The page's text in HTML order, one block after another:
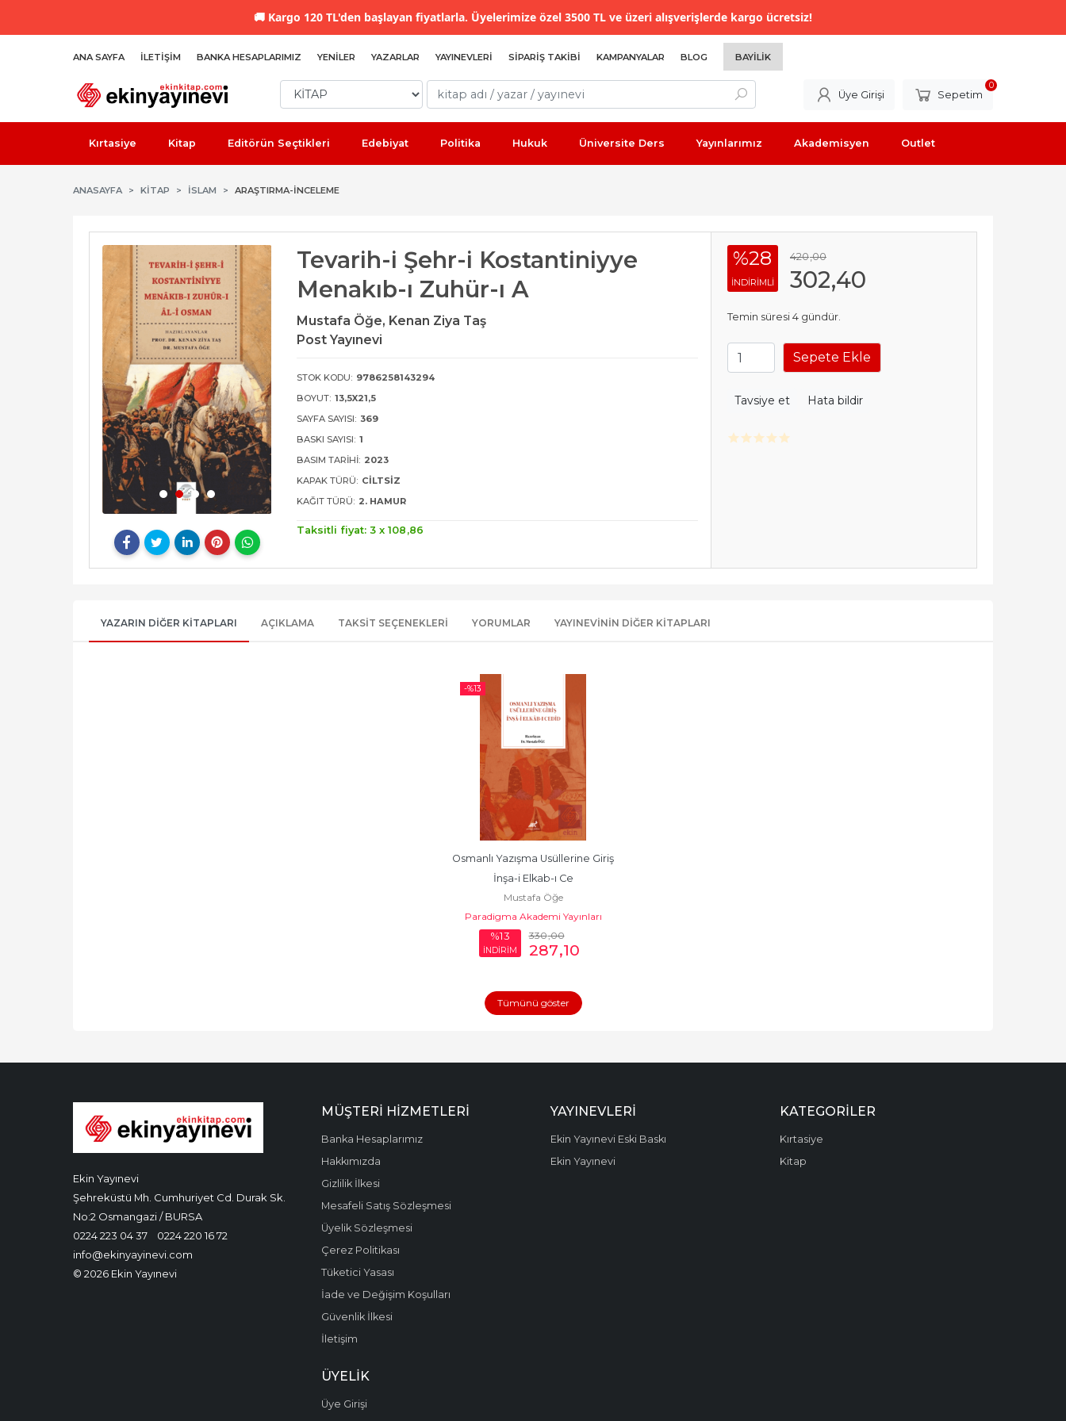
🚚 Kargo 120 TL'den başlayan fiyatlarla. Üyelerimize özel 3500 TL ve üzeri alışverişlerde kargo ücretsiz!
ANA SAYFA İLETIŞIM BANKA HESAPLARIMIZ YENILER YAZARLAR YAYINEVLERI SIPARIŞ TAKIBI KAMPANYALAR BLOG BAYILIK
Üye Girişi Sepetim
0
Kırtasiye Kitap Editörün Seçtikleri Edebiyat Politika Hukuk Üniversite Ders Yayınlarımız Akademisyen Outlet
ANASAYFA KİTAP İSLAM ARAŞTIRMA-İNCELEME
Tevarih-i Şehr-i Kostantiniyye
Menakıb-ı Zuhür-ı A
Mustafa Öğe, Kenan Ziya Taş
Post Yayınevi
STOK KODU: 9786258143294
BOYUT: 13,5X21,5
SAYFA SAYISI: 369
BASKI SAYISI: 1
BASIM TARIHI: 2023
KAPAK TÜRÜ: CILTSIZ
KAĞIT TÜRÜ: 2. HAMUR
Taksitli fiyat: 3 x108 ,86
%28
INDIRIMLI
420,00
302,40
Temin süresi 4 gündür.
Sepete Ekle
Tavsiye et Hata bildir
YAZARIN DIĞER KITAPLARI AÇIKLAMA TAKSIT SEÇENEKLERI YORUMLAR YAYINEVININ DIĞER KITAPLARI
-%13
Osmanlı Yazışma Usüllerine Giriş
İnşa-i Elkab-ı Ce
Mustafa Öğe
Paradigma Akademi Yayınları
%13
İNDİRİM
330,00
287,10
Tümünü göster
Ekin Yayınevi
Şehreküstü Mh. Cumhuriyet Cd. Durak Sk.
No:2 Osmangazi / BURSA
0224 223 04 37
0224 220 16 72
info@ekinyayinevi.com
© 2026 Ekin Yayınevi
MÜŞTERI HIZMETLERI
Banka Hesaplarımız
Hakkımızda
Gizlilik İlkesi
Mesafeli Satış Sözleşmesi
Üyelik Sözleşmesi
Çerez Politikası
Tüketici Yasası
İade ve Değişim Koşulları
Güvenlik İlkesi
İletişim
YAYINEVLERI
Ekin Yayınevi Eski Baskı
Ekin Yayınevi
KATEGORILER
Kırtasiye
Kitap
ÜYELIK
Üye Girişi